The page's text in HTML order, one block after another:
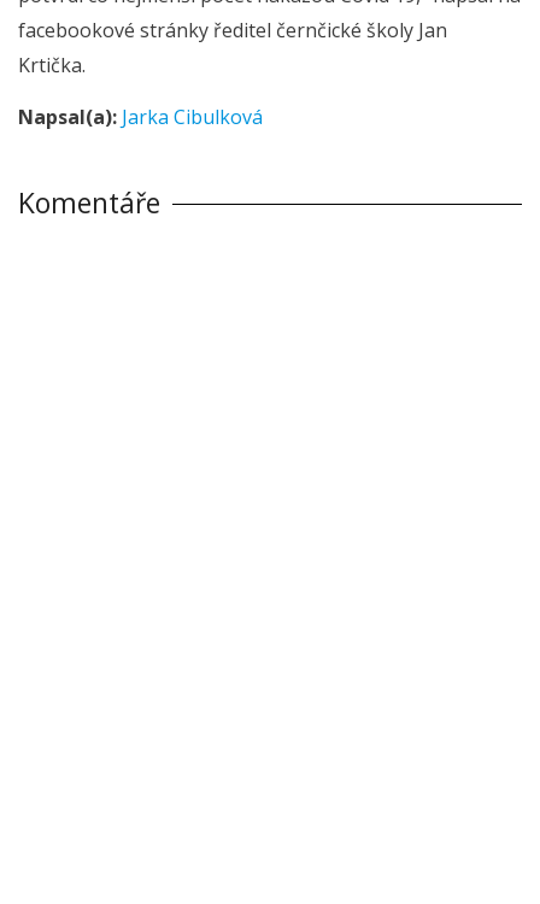
facebookové stránky ředitel černčické školy Jan
Krtička.
Napsal(a): Jarka Cibulková
Komentáře